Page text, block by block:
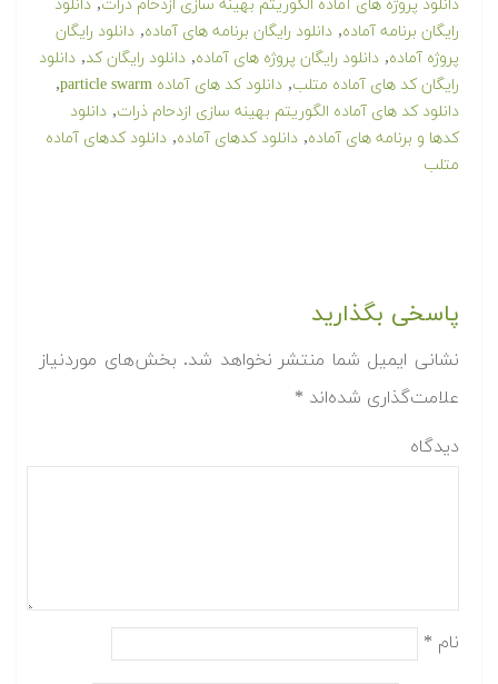
دانلود پروژه های آماده الگوریتم بهینه سازی ازدحام ذرات دانلود
رایگان برنامه آماده, دانلود رایگان برنامه های آماده, دانلود رایگان
پروژه آماده, دانلود رایگان پروژه های آماده, دانلود رایگان کد, دانلود
رایگان کد های آماده متلب, دانلود کد های آماده particle swarm ,
دانلود کد های آماده الگوریتم بهینه سازی ازدحام ذرات, دانلود
کدها و برنامه های آماده, دانلود کدهای آماده, دانلود کدهای آماده
متلب
پاسخی بگذارید
نشانی ایمیل شما منتشر نخواهد شد. بخش‌های موردنیاز
علامت‌گذاری شده‌اند *
دیدگاه
نام *